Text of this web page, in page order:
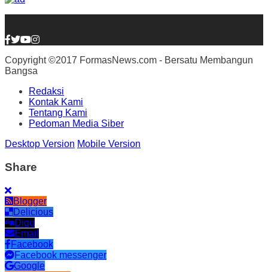
Copyright ©2017 FormasNews.com - Bersatu Membangun
Bangsa
Redaksi
Kontak Kami
Tentang Kami
Pedoman Media Siber
Desktop Version Mobile Version
Share
Blogger
Delicious
Digg
Email
Facebook
Facebook messenger
Google